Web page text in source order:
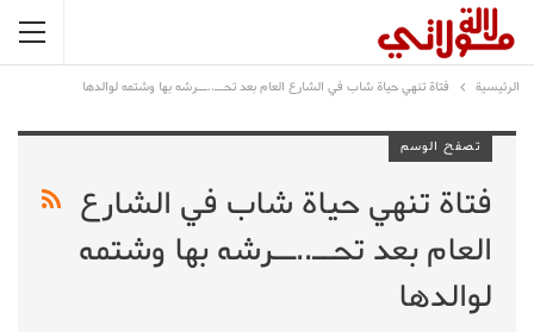
الرئيسية فتاة تنهي حياة شاب في الشارع العام بعد تحــ..ــرشه بها وشتمه لوالدها
تصفح الوسم
فتاة تنهي حياة شاب في الشارع
العام بعد تحــ..ــرشه بها وشتمه
لوالدها